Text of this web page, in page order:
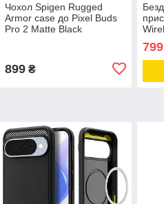
Чохол Spigen Rugged
Armor case до Pixel Buds
Pro 2 Matte Black
899₴